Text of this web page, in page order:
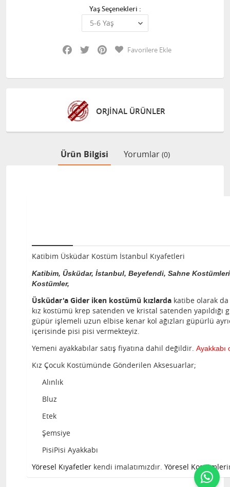
Yaş Seçenekleri :
Facebook
Twitter PinterestFavorilere Ekle
ORJİNAL ÜRÜNLER
Ürün Bilgisi Yorumlar (0)
Katibim Üsküdar Kostüm İstanbul Kıyafetleri
Katibim, Üsküdar, İstanbul, Beyefendi, Sahne
Kostümler,
Üsküdar'a Gider iken kostümü kızlarda katibe olarak
kız kostümü krep satenden ve kristal satenden
güpür işlemeli uzun elbise kenar kol ağızları güpürlü
içerisinde pisi pisi vermekteyiz.
Yemeni ayakkabılar satış fiyatına dahil değildir. Ayakkabı
Kız Çocuk Kostümünde Gönderilen Aksesuarlar;
Alınlık
Bluz
Etek
Şemsiye
PisiPisi Ayakkabı
Yöresel Kıyafetler kendi imalatımızdır. Yöresel Kostümler